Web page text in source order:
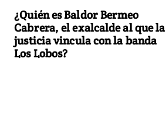
¿Quién es Baldor Bermeo
Cabrera, el exalcalde al que la
justicia vincula con la banda
Los Lobos?